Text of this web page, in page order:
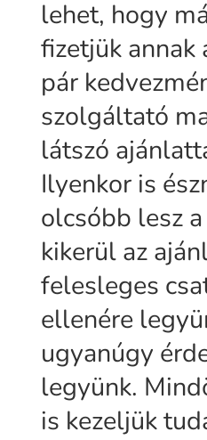
lehet, hogy
fizetjük annak
pár
szolgáltató
látszó
Ilyenkor is
olcsóbb lesz
kikerül az
felesleges
ellenére
ugyanúgy
legyünk.
is kezeljük